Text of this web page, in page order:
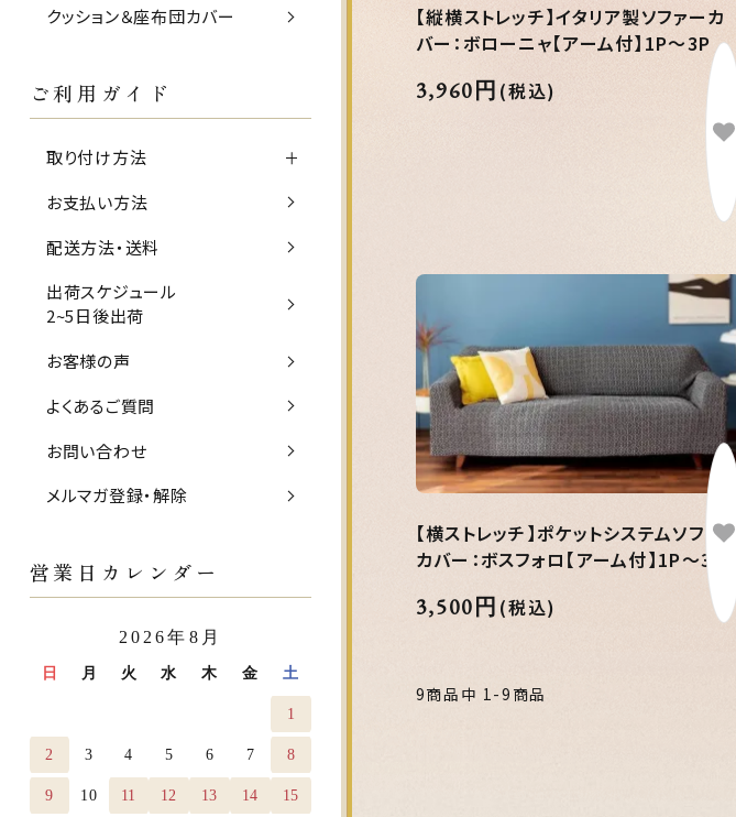
【縦横ストレッチ】イタリア製ソファーカ
バー：ボローニャ【アーム付】1P～3P
3,960円 (税込)
【横ストレッチ】ポケットシステムソファー
カバー：ボスフォロ【アーム付】1P～3P
3,500円 (税込)
9商品中 1-9商品
クッション＆座布団カバー
ご利用ガイド
取り付け方法
お支払い方法
配送方法・送料
出荷スケジュール
2~5日後出荷
お客様の声
よくあるご質問
お問い合わせ
メルマガ登録・解除
営業日カレンダー
2026年8月
日 月 火 水 木 金 土
1
2 3 4 5 6 7 8
9 10 11 12 13 14 15